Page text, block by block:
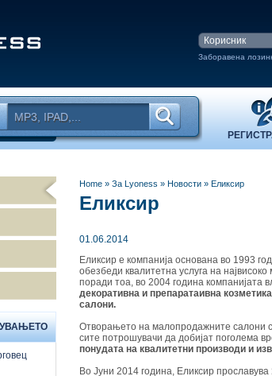
Заборавена
Home» За Lyoness » Новости» Еликсир
Еликсир
01.06.2014
Еликсир е компанија основана во 1993
обезбеди квалитетна услуга на
поради тоа, во 2004 година компанијата
декоративна и препаратаивна
салони.
Отворањето на малопродажните салони
сите потрошувачи да добијат поголема
понудата на квалитетни производи и
Во Јуни 2014 година, Еликсир прославува